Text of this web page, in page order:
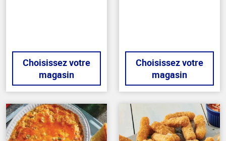
Choisissez votre
magasin
Choisissez votre
magasin